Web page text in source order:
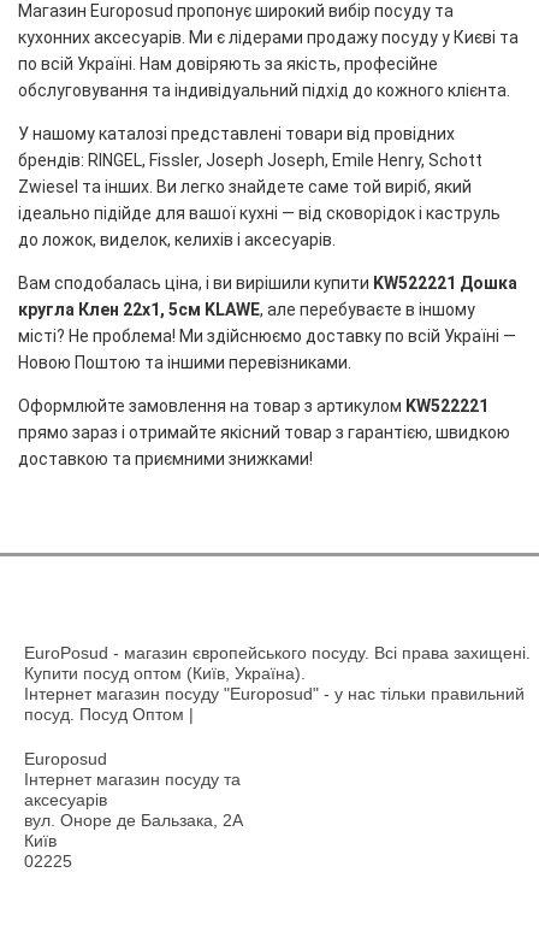
Магазин Europosud пропонує широкий вибір посуду та
кухонних аксесуарів. Ми є лідерами продажу посуду у Києві та
по всій Україні. Нам довіряють за якість, професійне
обслуговування та індивідуальний підхід до кожного клієнта.
У нашому каталозі представлені товари від провідних
брендів: RINGEL, Fissler, Joseph Joseph, Emile Henry, Schott
Zwiesel та інших. Ви легко знайдете саме той виріб, який
ідеально підійде для вашої кухні — від сковорідок і каструль
до ложок, виделок, келихів і аксесуарів.
Вам сподобалась ціна, і ви вирішили купити KW522221 Дошка
кругла Клен 22х1, 5см KLAWE, але перебуваєте в іншому
місті? Не проблема! Ми здійснюємо доставку по всій Україні —
Новою Поштою та іншими перевізниками.
Оформлюйте замовлення на товар з артикулом KW522221
прямо зараз і отримайте якісний товар з гарантією, швидкою
доставкою та приємними знижками!
EuroPosud - магазин європейського посуду. Всі права захищені.
Купити посуд оптом (Київ, Україна).
Інтернет магазин посуду "Europosud" - у нас тільки правильний
посуд. Посуд Оптом |
Europosud
Інтернет магазин посуду та
аксесуарів
вул. Оноре де Бальзака, 2А
Київ
02225